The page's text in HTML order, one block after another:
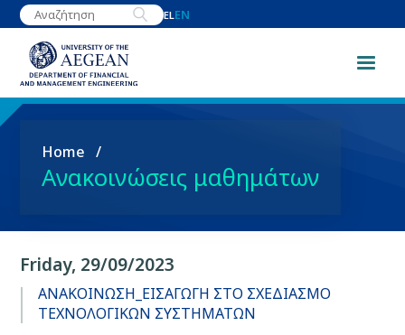
Skip
to
content
ELEN
Breadcrumb
Home
Ανακοινώσεις μαθημάτων
Friday, 29/09/2023
ΑΝΑΚΟΙΝΩΣΗ_ΕΙΣΑΓΩΓΗ ΣΤΟ ΣΧΕΔΙΑΣΜΟ
ΤΕΧΝΟΛΟΓΙΚΩΝ ΣΥΣΤΗΜΑΤΩΝ